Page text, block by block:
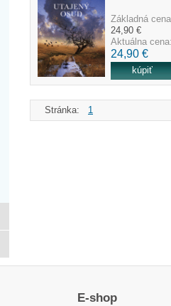
Základná
24,90 €
Aktuálna
24,90 €
Stránka: 1
E-shop